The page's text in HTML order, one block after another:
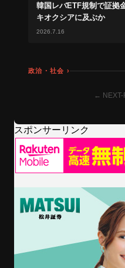
韓国レバETF規制で証拠
キオクシアに及ぶか
2026.7.16
政治・社会 ›
← NEXT-
スポンサーリンク